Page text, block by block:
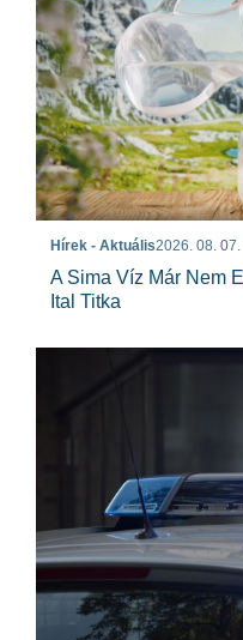
Hírek - Aktuális2026. 08. 07.
A Sima Víz Már Nem
Ital Titka